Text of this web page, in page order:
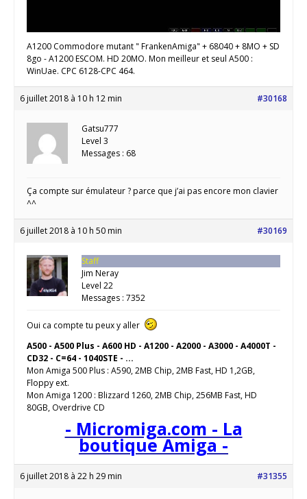
A1200 Commodore mutant " FrankenAmiga" + 68040 + 8MO + SD
8go - A1200 ESCOM. HD 20MO. Mon meilleur et seul A500 :
WinUae. CPC 6128-CPC 464.
6 juillet 2018 à 10 h 12 min #30168
Gatsu777
Level 3
Messages : 68
Ça compte sur émulateur ? parce que j’ai pas encore mon clavier
^^
6 juillet 2018 à 10 h 50 min #30169
Staff
Jim Neray
Level 22
Messages : 7352
Oui ca compte tu peux y aller
A500 - A500 Plus - A600 HD - A1200 - A2000 - A3000 - A4000T -
CD32 - C=64 - 1040STE - ...
Mon Amiga 500 Plus : A590, 2MB Chip, 2MB Fast, HD 1,2GB,
Floppy ext.
Mon Amiga 1200 : Blizzard 1260, 2MB Chip, 256MB Fast, HD
80GB, Overdrive CD
- Micromiga.com - La
boutique Amiga -
6 juillet 2018 à 22 h 29 min #31355